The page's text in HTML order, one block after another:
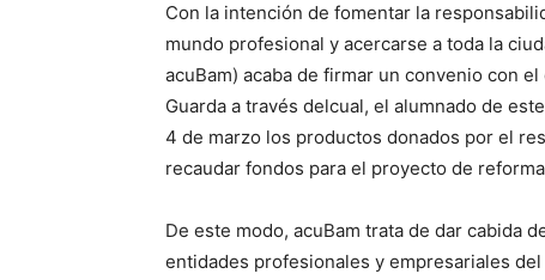
Con la intención de fomentar la
mundo profesional y acercarse a toda la
acuBam) acaba de firmar un convenio con
Guarda a través delcual, el alumnado de
4 de marzo los productos donados por el
recaudar fondos para el proyecto de
De este modo, acuBam trata de dar cabida
entidades profesionales y empresariales